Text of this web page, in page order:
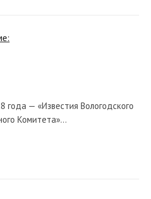
— «Известия Вологодского
Комитета»...